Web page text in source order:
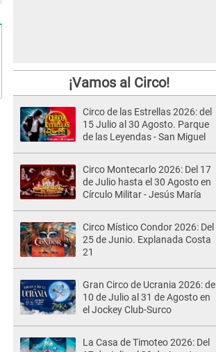
¡Vamos al Circo!
Circo de las Estrellas 2026: del
15 Julio al 30 Agosto. Parque
de las Leyendas - San Miguel
Circo Montecarlo 2026: Del 17
de Julio hasta el 30 Agosto en
Círculo Militar - Jesús María
Circo Místico Condor 2026: Del
25 de Junio. Explanada Costa
21
Gran Circo de Ucrania 2026: del
10 de Julio al 31 de Agosto en
el Jockey Club-Surco
La Casa de Timoteo 2026: Del